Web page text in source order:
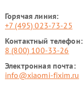
Горячая линия:
+7 (495) 023-73-25
Контактный телефон:
8 (800) 100-33-26
Электронная почта:
info@xiaomi-fixim.ru